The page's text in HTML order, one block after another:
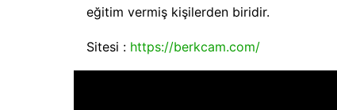
eğitim vermiş kişilerden biridir.
Sitesi : https://berkcam.com/